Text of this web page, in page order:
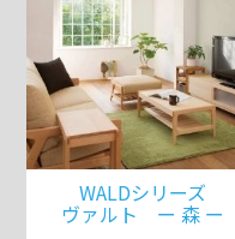
WALDシリーズ
ヴァルト ー 森 ー